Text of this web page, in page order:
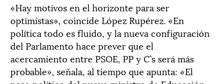
«Hay motivos en el horizonte para ser
optimistas», coincide López Rupérez. «En
política todo es fluido, y la nueva configuración
del Parlamento hace prever que el
acercamiento entre PSOE, PP y C’s será más
probable», señala, al tiempo que apunta: «El